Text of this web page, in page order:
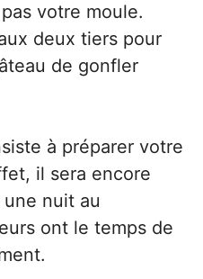
votre moule.
deux tiers pour
de gonfler
à préparer votre
il sera encore
nuit au
ont le temps de